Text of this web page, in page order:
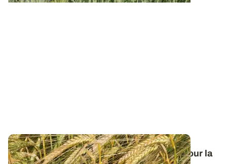
Orge de printemps : nos préconisations pour la